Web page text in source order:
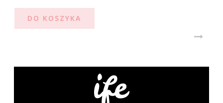
DO KOSZYKA